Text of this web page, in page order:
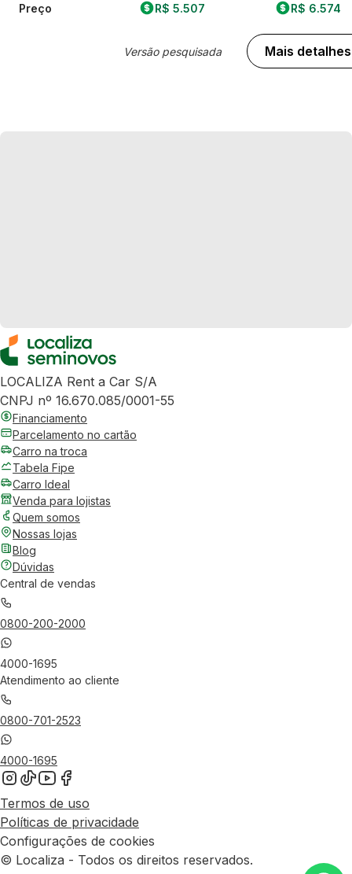
Preço R$ 5.507
Versão pesquisada
R$ 6.574
Mais detalhes
LOCALIZA Rent a Car S/A
CNPJ nº 16.670.085/0001-55
Financiamento
Parcelamento no cartão
Carro na troca
Tabela Fipe
Carro Ideal
Venda para lojistas
Quem somos
Nossas lojas
Blog
Dúvidas
Central de vendas
0800-200-2000
4000-1695
Atendimento ao cliente
0800-701-2523
4000-1695
Termos de uso
Políticas de privacidade
Configurações de cookies
© Localiza - Todos os direitos reservados.